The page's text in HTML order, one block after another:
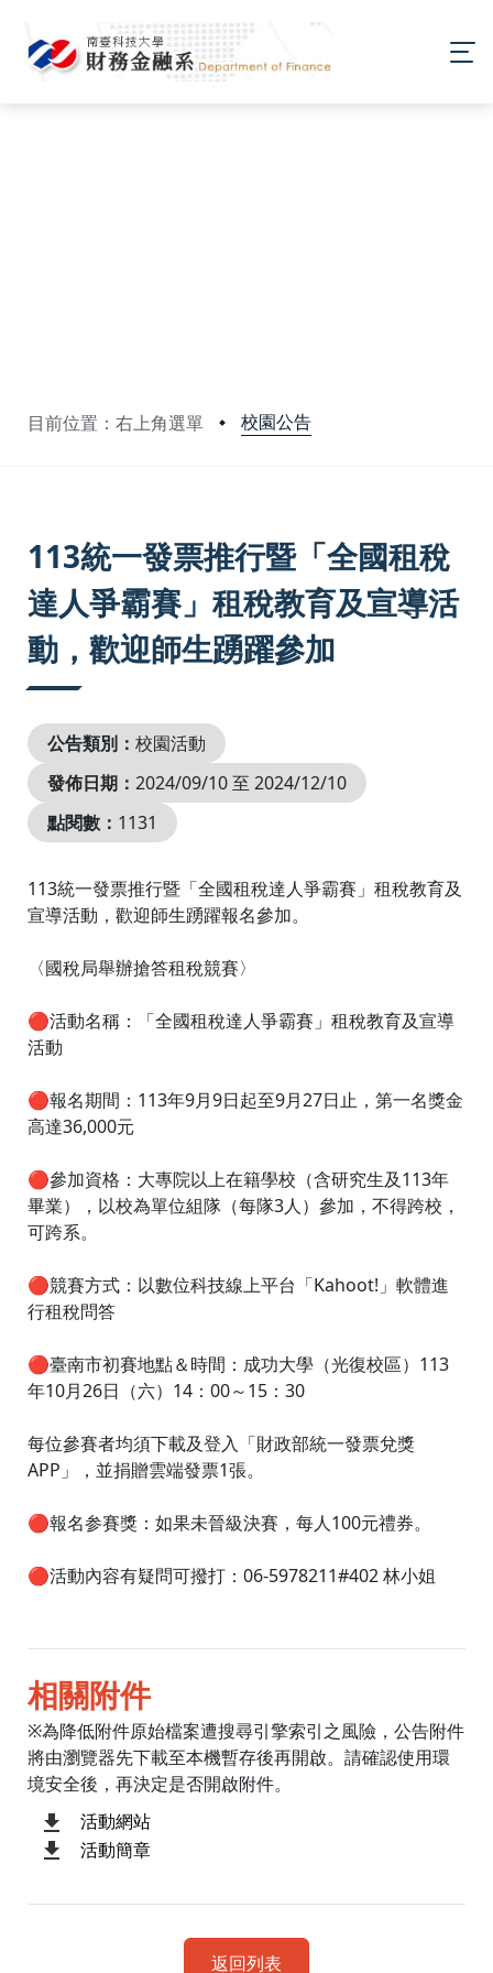
目前位置：右上角選單 校園公告
113統一發票推行暨「全國租稅
達人爭霸賽」租稅教育及宣導活
動，歡迎師生踴躍參加
公告類別： 校園活動
發佈日期： 2024/09/10 至 2024/12/10
點閱數： 1131
113統一發票推行暨「全國租稅達人爭霸賽」租稅教育及
宣導活動，歡迎師生踴躍報名參加。
〈國稅局舉辦搶答租稅競賽〉
🔴活動名稱：「全國租稅達人爭霸賽」租稅教育及宣導
活動
🔴報名期間：113年9月9日起至9月27日止，第一名獎金
高達36,000元
🔴參加資格：大專院以上在籍學校（含研究生及113年
畢業），以校為單位組隊（每隊3人）參加，不得跨校，
可跨系。
🔴競賽方式：以數位科技線上平台「Kahoot!」軟體進
行租稅問答
🔴臺南市初賽地點＆時間：成功大學（光復校區）113
年10月26日（六）14：00～15：30
每位參賽者均須下載及登入「財政部統一發票兌獎
APP」，並捐贈雲端發票1張。
🔴報名参賽獎：如果未晉級決賽，每人100元禮券。
🔴活動內容有疑問可撥打：06-5978211#402 林小姐
相關附件
※為降低附件原始檔案遭搜尋引擎索引之風險，公告附件
將由瀏覽器先下載至本機暫存後再開啟。請確認使用環
境安全後，再決定是否開啟附件。
活動網站
活動簡章
返回列表